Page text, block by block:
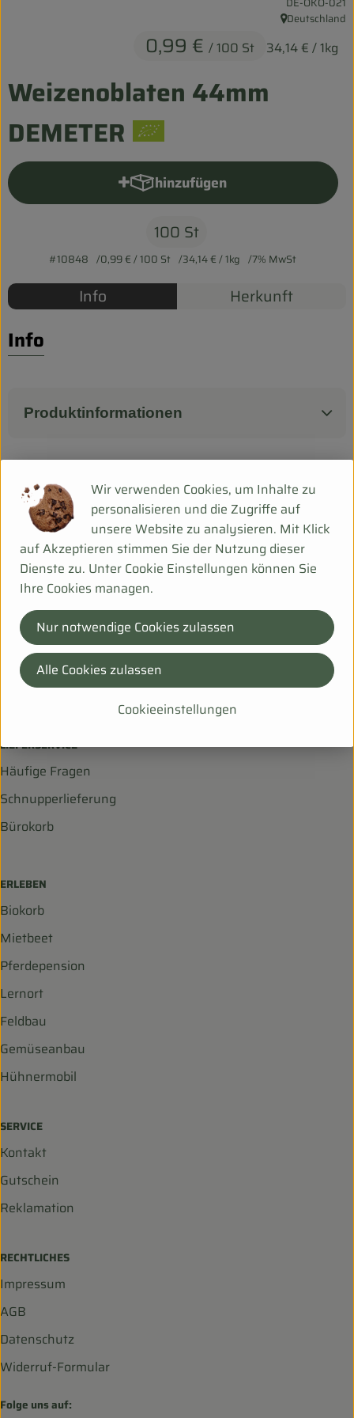
Kühltheke
Backwaren
Vorratskammer
Haus & Garten
Biokorb so geht`s
Firmenkunden
Weizenoblaten 44mm
DEMETER
0,99 € / 100 St 34,14 € / 1kg
, Herkunft:
Deutschland
hinzufügen
Produkt zum Warenkorb
100 St
#10848 0,99 €/ 100 St 34,14 €/ 1kg 7% MwSt
Info Herkunft
Info
Produktinformationen
Herkunft
Hersteller: HOC
Deutschland
Bei Fragen helfen wir Dir gerne weiter!
Hanfsack 50b,
99198 Ollendorf
036203 253534
info@biohof-scharf.de
LIEFERSERVICE
Häufige Fragen
Schnupperlieferung
Bürokorb
ERLEBEN
Biokorb
Mietbeet
Pferdepension
Lernort
Feldbau
Gemüseanbau
Hühnermobil
SERVICE
Kontakt
Gutschein
Reklamation
RECHTLICHES
Impressum
AGB
Datenschutz
Widerruf-Formular
Folge uns auf:
Wir verwenden Cookies, um Inhalte zu
personalisieren und die Zugriffe auf
unsere Website zu analysieren. Mit Klick
auf Akzeptieren stimmen Sie der Nutzung dieser
Dienste zu. Unter Cookie Einstellungen können Sie
Ihre Cookies managen.
Cookieeinstellungen
Nur notwendige Cookies zulassen
Alle Cookies zulassen